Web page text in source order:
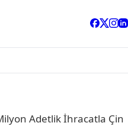
Adetlik İhracatla Çin